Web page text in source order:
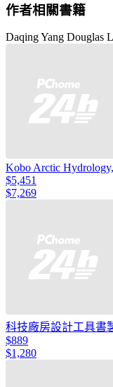
作者相關書籍
Daqing Yang Douglas
Kobo Arctic Hydrology,
$5,451
$7,269
科技廠房設計工具書
$889
$1,280